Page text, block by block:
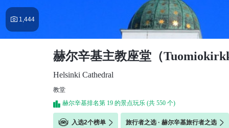
 1,444
赫尔辛基主教座堂（
Helsinki Cathedral
教堂
赫尔辛基排名第 19 的景点玩乐 (共 550 个)
入选2个榜单 旅行者之选 · 赫尔辛基旅行者之选